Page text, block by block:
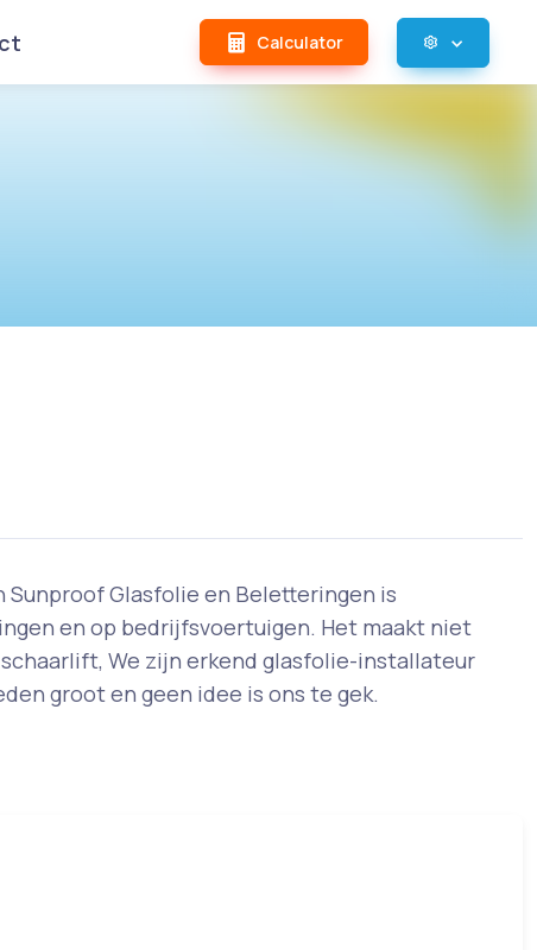
Calculator
Glasfolie en Beletteringen is
en op bedrijfsvoertuigen. Het maakt niet
We zijn erkend glasfolie-installateur
groot en geen idee is ons te gek.